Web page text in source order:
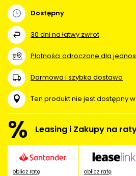
Dostępny
30 dni na łatwy zwrot
Płatności odroczone dla
Darmowa i szybka dostawa
Ten produkt nie jest dostępny
% Leasing i Zakupy na
oblicz ratę oblicz ratę